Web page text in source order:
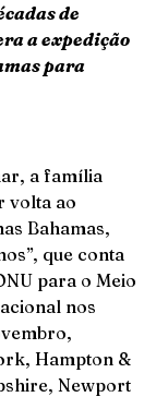
de
a expedição
para
a família
volta ao
Bahamas,
que conta
para o Meio
nos
Hampton &
Newport